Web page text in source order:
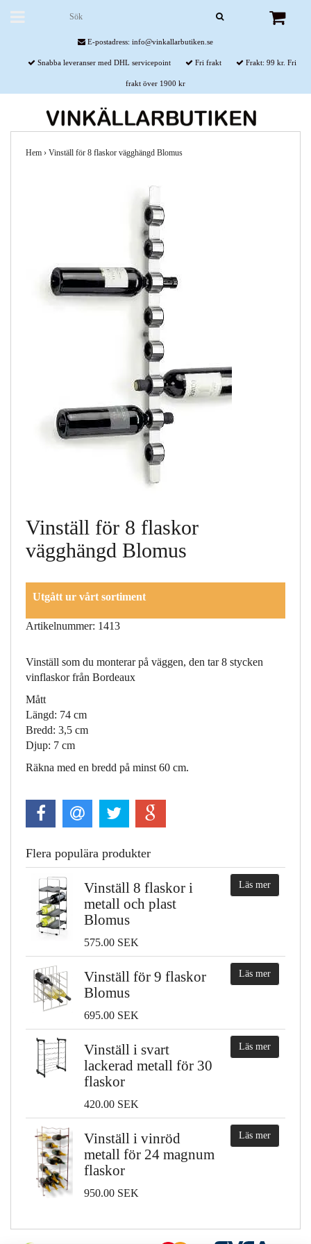
E-postadress: info@vinkallarbutiken.se
Snabba leveranser med DHL servicepoint Fri frakt Frakt: 99 kr. Fri
frakt över 1900 kr
Hem › Vinställ för 8 flaskor vägghängd Blomus
Vinställ för 8 flaskor
vägghängd Blomus
Utgått ur vårt sortiment
Artikelnummer: 1413
Vinställ som du monterar på väggen, den tar 8 stycken
vinflaskor från Bordeaux
Mått
Längd: 74 cm
Bredd: 3,5 cm
Djup: 7 cm
Räkna med en bredd på minst 60 cm.
Flera populära produkter
Vinställ 8 flaskor i
metall och plast
Blomus
575.00 SEK
Läs mer
Vinställ för 9 flaskor
Blomus
695.00 SEK
Läs mer
Vinställ i svart
lackerad metall för 30
flaskor
420.00 SEK
Läs mer
Vinställ i vinröd
metall för 24 magnum
flaskor
950.00 SEK
Läs mer